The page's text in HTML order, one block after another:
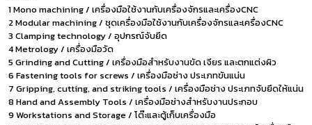
1 Mono machining / เครื่องมือใช้งานกับเครื่องจักรและเครื่องCNC
2 Modular machining / ชุดเครื่องมือใช้งานกับเครื่องจักรและเครื่องCNC
3 Clamping technology / อุปกรณ์จับยึด
4 Metrology / เครื่องมือวัด
5 Grinding and Cutting / เครื่องมือสำหรับงานขัด เจียร และตกแต่งผิว
6 Fastening tools for screws / เครื่องมือช่าง ประเภทขันแน่น
7 Gripping, cutting, and striking tools / เครื่องมือช่าง ประเภทจับยึดให้แน่น
8 Hand and Assembly Tools / เครื่องมือช่างสำหรับงานประกอบ
9 Workstations and Storage / โต๊ะและตู้เก็บเครื่องมือ